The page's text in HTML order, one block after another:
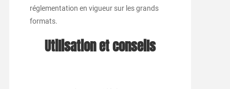
réglementation en vigueur sur les grands
formats.
Utilisation et conseils